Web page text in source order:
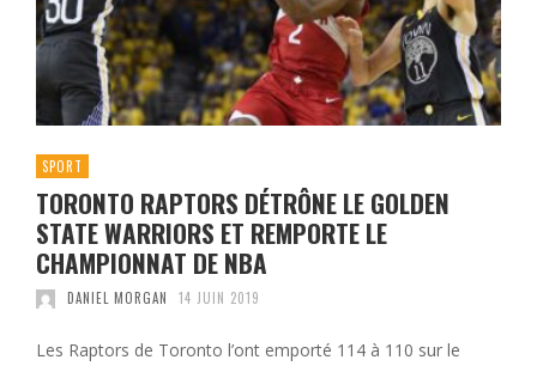
SPORT
TORONTO RAPTORS DÉTRÔNE LE GOLDEN
STATE WARRIORS ET REMPORTE LE
CHAMPIONNAT DE NBA
DANIEL MORGAN 14 JUIN 2019
Les Raptors de Toronto l’ont emporté 114 à 110 sur le